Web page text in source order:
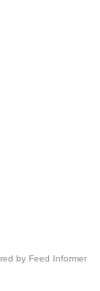
by Feed Informer